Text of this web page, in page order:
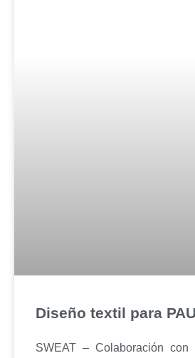
Diseño textil para
SWEAT – Colaboración con